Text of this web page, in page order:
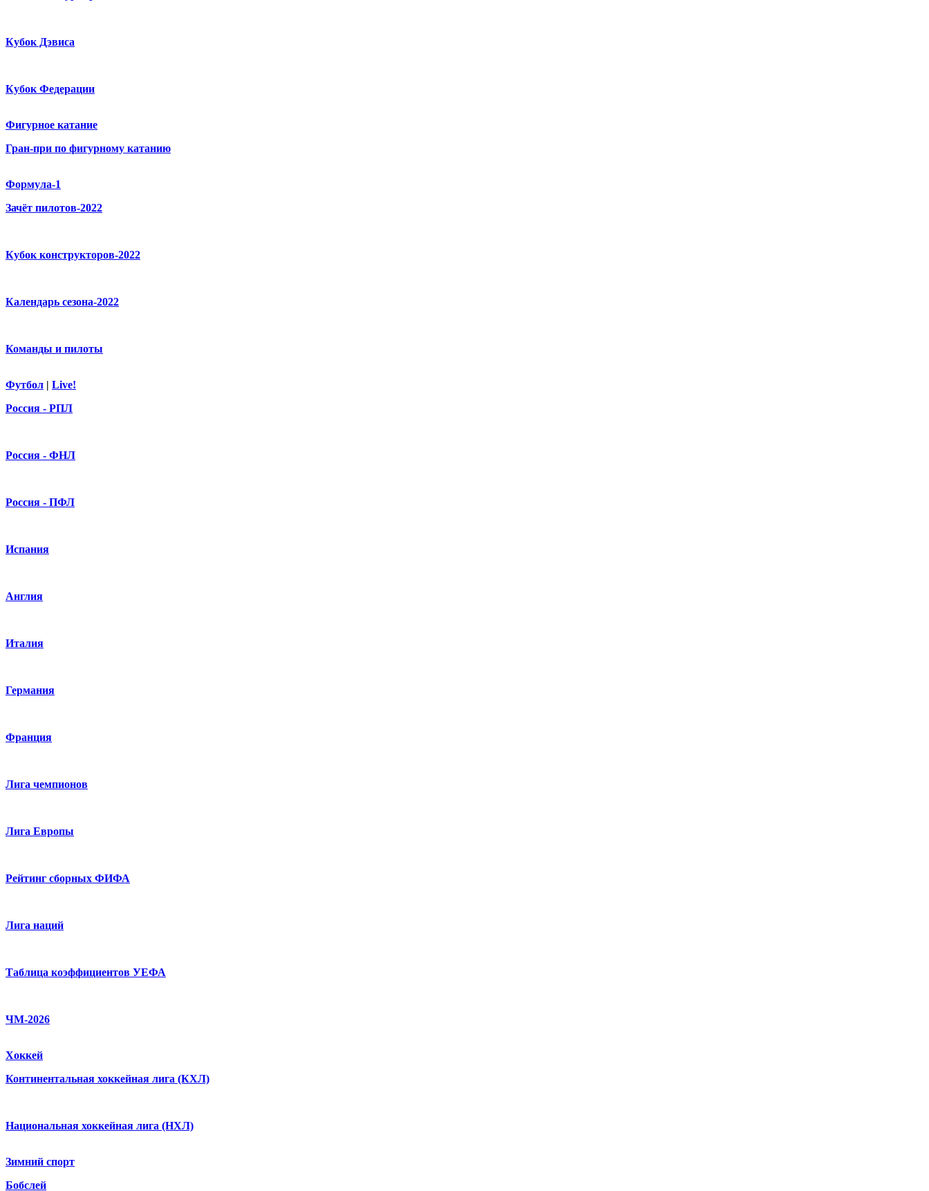
Кубок Дэвиса
Кубок Федерации
Фигурное катание
Гран-при по фигурному катанию
Формула-1
Зачёт пилотов-2022
Кубок конструкторов-2022
Календарь сезона-2022
Команды и пилоты
Футбол | Live!
Россия - РПЛ
Россия - ФНЛ
Россия - ПФЛ
Испания
Англия
Италия
Германия
Франция
Лига чемпионов
Лига Европы
Рейтинг сборных ФИФА
Лига наций
Таблица коэффициентов УЕФА
ЧМ-2026
Хоккей
Континентальная хоккейная лига (КХЛ)
Национальная хоккейная лига (НХЛ)
Зимний спорт
Бобслей